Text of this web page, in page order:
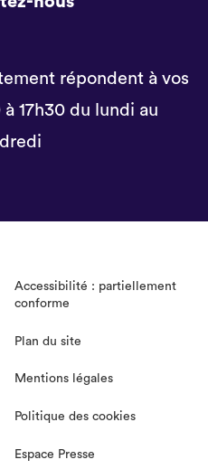
répondent à vos
17h30 du lundi au
Accessibilité : partiellement
conforme
Plan du site
Mentions légales
Politique des cookies
Espace Presse